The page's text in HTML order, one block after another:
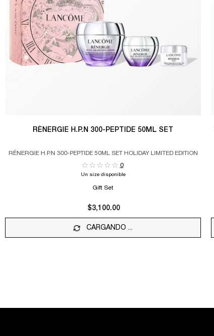
RÉNERGIE H.P.N 300-PEPTIDE 50ML SET
RÉNERGIE H.P.N 300-PEPTIDE 50ML SET HOLIDAY LIMITED EDITION
0
Un size disponible
Gift Set
$3,100.00
CARGANDO ...